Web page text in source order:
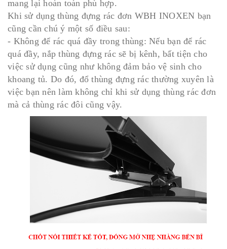
mang lại hoàn toàn phù hợp.
Khi sử dụng thùng đựng rác đơn WBH INOXEN bạn
cũng cần chú ý một số điều sau:
- Không để rác quá đầy trong thùng: Nếu bạn để rác
quá đầy, nắp thùng đựng rác sẽ bị kênh, bất tiện cho
việc sử dụng cũng như không đảm bảo vệ sinh cho
khoang tủ. Do đó, đổ thùng đựng rác thường xuyên là
việc bạn nên làm không chỉ khi sử dụng thùng rác đơn
mà cả thùng rác đôi cũng vậy.